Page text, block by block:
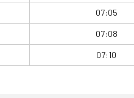
07:05
07:08
07:10